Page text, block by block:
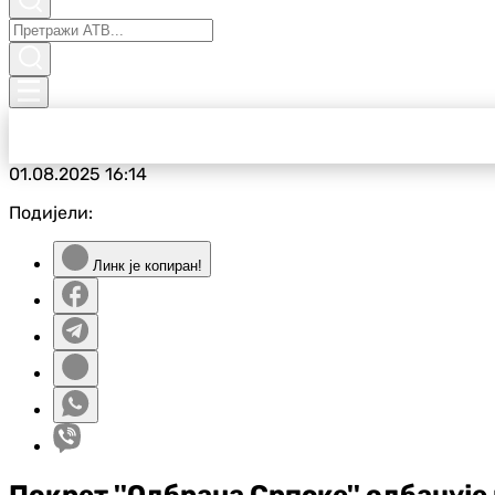
01.08.202516:14
Подијели:
Линк је копиран!